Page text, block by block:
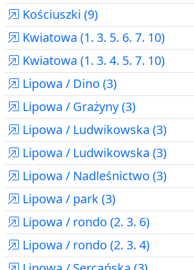
Kościuszki (9)
Kwiatowa (1. 3. 5. 6. 7. 10)
Kwiatowa (1. 3. 4. 5. 7. 10)
Lipowa / Dino (3)
Lipowa / Grażyny (3)
Lipowa / Ludwikowska (3)
Lipowa / Ludwikowska (3)
Lipowa / Nadleśnictwo (3)
Lipowa / park (3)
Lipowa / rondo (2. 3. 6)
Lipowa / rondo (2. 3. 4)